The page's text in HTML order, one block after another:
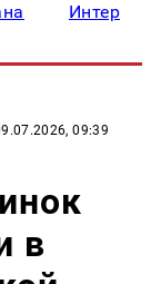
09:39
в